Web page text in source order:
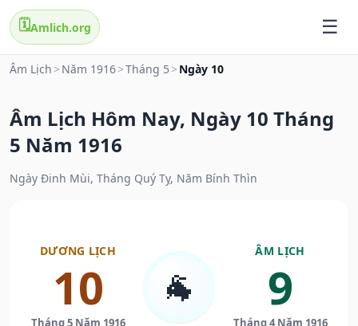
🗓️Amlich.org
Âm Lịch > Năm 1916>Tháng 5 > Ngày 10
Âm Lịch Hôm Nay, Ngày 10 Tháng
5 Năm 1916
Ngày Đinh Mùi, Tháng Quý Tỵ, Năm Bính Thìn
DƯƠNG LỊCH
10
Tháng 5 Năm 1916
🐐
ÂM LỊCH
9
Tháng 4 Năm 1916